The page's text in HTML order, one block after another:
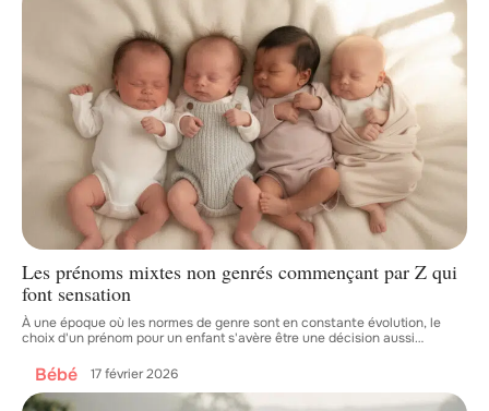
Les prénoms mixtes non genrés commençant par Z qui
font sensation
À une époque où les normes de genre sont en constante évolution, le
choix d'un prénom pour un enfant s'avère être une décision aussi…
Bébé 17 février 2026